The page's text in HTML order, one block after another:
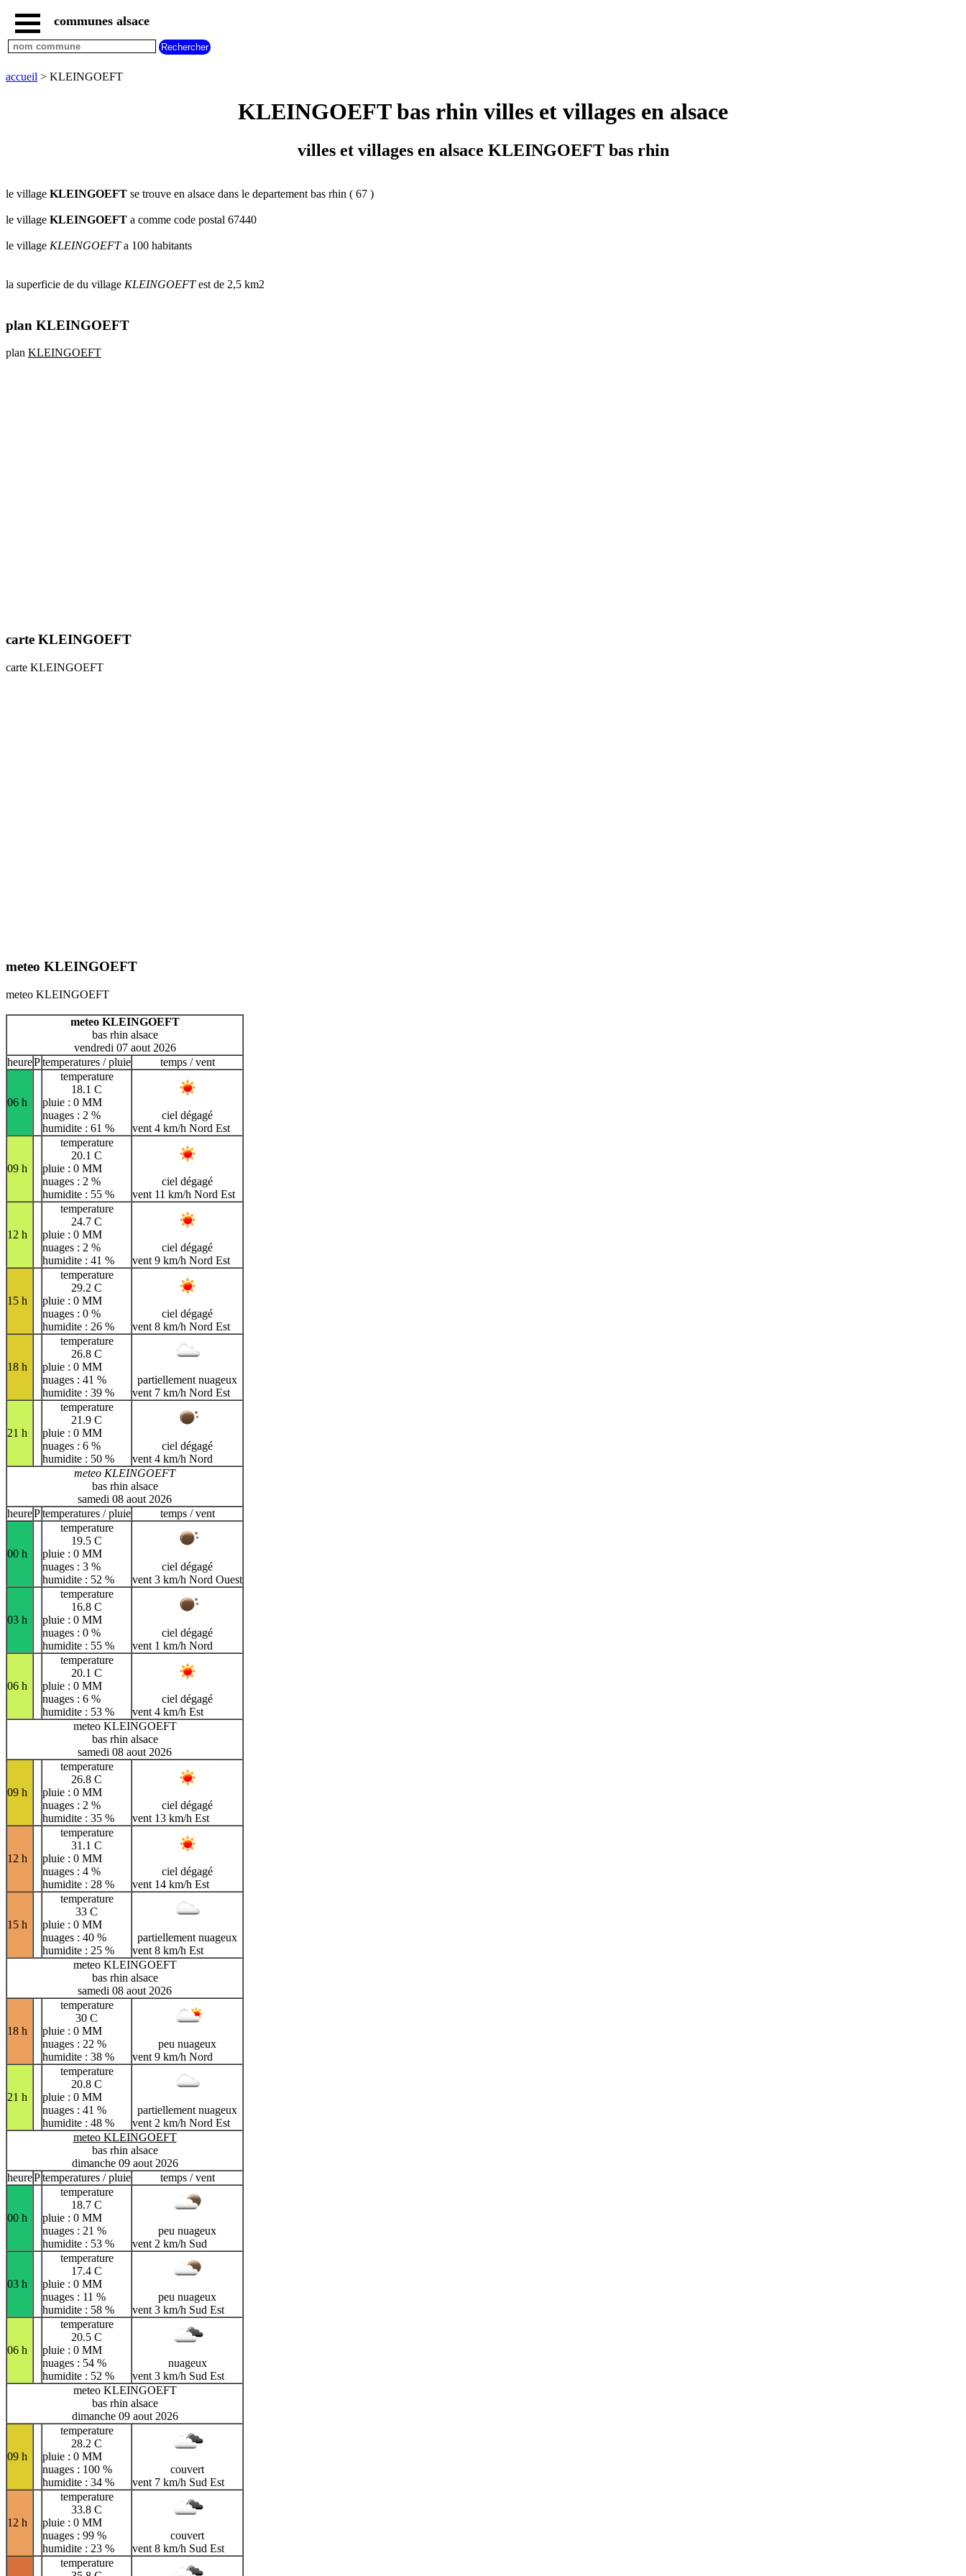
accueil
villes
rhin
commencant
villes
rhin
commencant
X Y Z
communes alsace
accueil > KLEINGOEFT
KLEINGOEFT bas rhin villes et villages en alsace
villes et villages en alsace KLEINGOEFT bas rhin
le village KLEINGOEFT se trouve en alsace dans le departement bas rhin ( 67 )
le village KLEINGOEFT a comme code postal 67440
le village KLEINGOEFTa 100 habitants
la superficie de du village KLEINGOEFTest de 2,5 km2
plan KLEINGOEFT
plan KLEINGOEFT
carte KLEINGOEFT
carte KLEINGOEFT
meteo KLEINGOEFT
meteo KLEINGOEFT
meteo KLEINGOEFT
bas rhin alsace
vendredi 07 aout 2026
heurePtemperatures / pluie temps / vent
06 h
temperature
18.1 C
pluie : 0 MM
nuages : 2 %
humidite : 61 %
ciel dégagé
vent 4 km/h Nord Est
09 h
temperature
20.1 C
pluie : 0 MM
nuages : 2 %
humidite : 55 %
ciel dégagé
vent 11 km/h Nord Est
12 h
temperature
24.7 C
pluie : 0 MM
nuages : 2 %
humidite : 41 %
ciel dégagé
vent 9 km/h Nord Est
15 h
temperature
29.2 C
pluie : 0 MM
nuages : 0 %
humidite : 26 %
ciel dégagé
vent 8 km/h Nord Est
18 h
temperature
26.8 C
pluie : 0 MM
nuages : 41 %
humidite : 39 %
partiellement nuageux
vent 7 km/h Nord Est
21 h
temperature
21.9 C
pluie : 0 MM
nuages : 6 %
humidite : 50 %
ciel dégagé
vent 4 km/h Nord
meteo KLEINGOEFT
bas rhin alsace
samedi 08 aout 2026
heurePtemperatures / pluie temps / vent
00 h
temperature
19.5 C
pluie : 0 MM
nuages : 3 %
humidite : 52 %
ciel dégagé
vent 3 km/h Nord Ouest
03 h
temperature
16.8 C
pluie : 0 MM
nuages : 0 %
humidite : 55 %
ciel dégagé
vent 1 km/h Nord
06 h
temperature
20.1 C
pluie : 0 MM
nuages : 6 %
humidite : 53 %
ciel dégagé
vent 4 km/h Est
meteo KLEINGOEFT
bas rhin alsace
samedi 08 aout 2026
09 h
temperature
26.8 C
pluie : 0 MM
nuages : 2 %
humidite : 35 %
ciel dégagé
vent 13 km/h Est
12 h
temperature
31.1 C
pluie : 0 MM
nuages : 4 %
humidite : 28 %
ciel dégagé
vent 14 km/h Est
15 h
temperature
33 C
pluie : 0 MM
nuages : 40 %
humidite : 25 %
partiellement nuageux
vent 8 km/h Est
meteo KLEINGOEFT
bas rhin alsace
samedi 08 aout 2026
18 h
temperature
30 C
pluie : 0 MM
nuages : 22 %
humidite : 38 %
peu nuageux
vent 9 km/h Nord
21 h
temperature
20.8 C
pluie : 0 MM
nuages : 41 %
humidite : 48 %
partiellement nuageux
vent 2 km/h Nord Est
meteo KLEINGOEFT
bas rhin alsace
dimanche 09 aout 2026
heurePtemperatures / pluie temps / vent
00 h
temperature
18.7 C
pluie : 0 MM
nuages : 21 %
humidite : 53 %
peu nuageux
vent 2 km/h Sud
03 h
temperature
17.4 C
pluie : 0 MM
nuages : 11 %
humidite : 58 %
peu nuageux
vent 3 km/h Sud Est
06 h
temperature
20.5 C
pluie : 0 MM
nuages : 54 %
humidite : 52 %
nuageux
vent 3 km/h Sud Est
meteo KLEINGOEFT
bas rhin alsace
dimanche 09 aout 2026
09 h
temperature
28.2 C
pluie : 0 MM
nuages : 100 %
humidite : 34 %
couvert
vent 7 km/h Sud Est
12 h
temperature
33.8 C
pluie : 0 MM
nuages : 99 %
humidite : 23 %
couvert
vent 8 km/h Sud Est
temperature